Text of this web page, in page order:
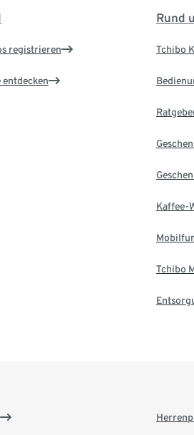
registrieren
Rund
Tchibo
Kaffee-
Tchibo